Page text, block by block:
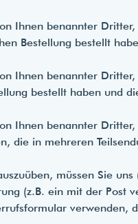
Ihnen benannter
Bestellung bestellt
Ihnen benannter
bestellt haben und
Ihnen benannter
die in mehreren
müssen Sie uns
(z.B. ein mit der Post
verwenden,